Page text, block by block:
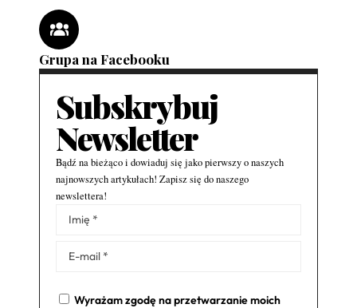
Grupa na Facebooku
Subskrybuj
Newsletter
Bądź na bieżąco i dowiaduj się jako pierwszy o naszych
najnowszych artykułach! Zapisz się do naszego
newslettera!
Wyrażam zgodę na przetwarzanie moich
Alternative: